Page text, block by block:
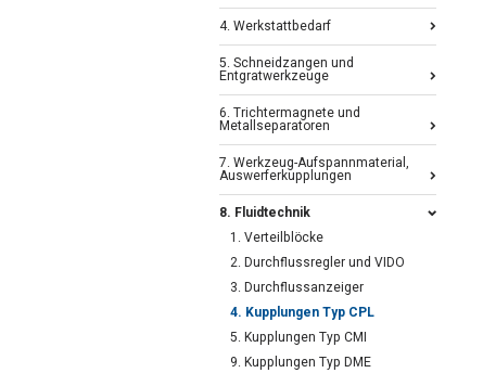
4. Werkstattbedarf
5. Schneidzangen und
Entgratwerkzeuge
6. Trichtermagnete und
Metallseparatoren
7. Werkzeug-Aufspannmaterial,
Auswerferkupplungen
8. Fluidtechnik
1. Verteilblöcke
2. Durchflussregler und VIDO
3. Durchflussanzeiger
4. Kupplungen Typ CPL
5. Kupplungen Typ CMI
9. Kupplungen Typ DME